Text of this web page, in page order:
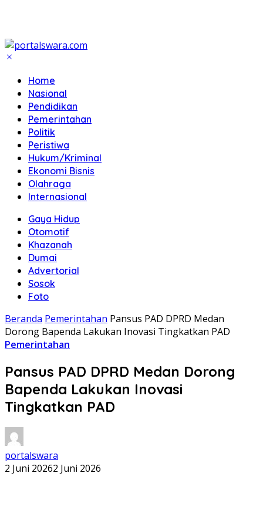
Home
Nasional
Pendidikan
Pemerintahan
Politik
Peristiwa
Hukum/Kriminal
Ekonomi Bisnis
Olahraga
Internasional
Gaya Hidup
Otomotif
Khazanah
Dumai
Advertorial
Sosok
Foto
Beranda Pemerintahan Pansus PAD DPRD Medan
Dorong Bapenda Lakukan Inovasi Tingkatkan PAD
Pemerintahan
Pansus PAD DPRD Medan Dorong
Bapenda Lakukan Inovasi
Tingkatkan PAD
portalswara
2 Juni 20262 Juni 2026